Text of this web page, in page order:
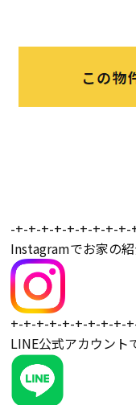
家づくりサポート
検査・アフターメン
家づくりのスケジュー
よくあるご質問
-+-+-+-+-+-+-+-+-
Instagramでお家の
+-+-+-+-+-+-+-+-+-
LINE公式アカウント